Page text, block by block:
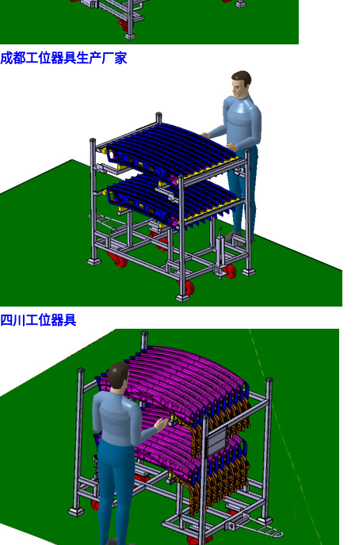
成都工位器具生产厂家
四川工位器具